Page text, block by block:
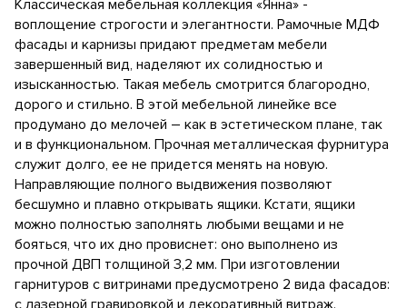
Классическая мебельная коллекция «Янна» -
воплощение строгости и элегантности. Рамочные МДФ
фасады и карнизы придают предметам мебели
завершенный вид, наделяют их солидностью и
изысканностью. Такая мебель смотрится благородно,
дорого и стильно. В этой мебельной линейке все
продумано до мелочей – как в эстетическом плане, так
и в функциональном. Прочная металлическая фурнитура
служит долго, ее не придется менять на новую.
Направляющие полного выдвижения позволяют
бесшумно и плавно открывать ящики. Кстати, ящики
можно полностью заполнять любыми вещами и не
бояться, что их дно провиснет: оно выполнено из
прочной ДВП толщиной 3,2 мм. При изготовлении
гарнитуров с витринами предусмотрено 2 вида фасадов: